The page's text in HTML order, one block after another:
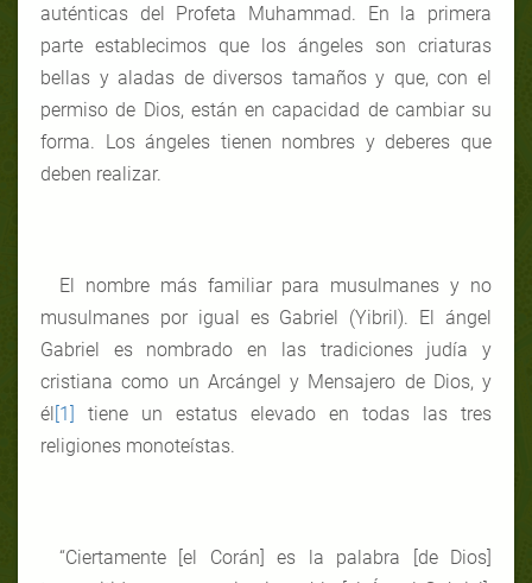
auténticas del Profeta Muhammad. En la primera
parte establecimos que los ángeles son criaturas
bellas y aladas de diversos tamaños y que, con el
permiso de Dios, están en capacidad de cambiar su
forma. Los ángeles tienen nombres y deberes que
deben realizar.
El nombre más familiar para musulmanes y no
musulmanes por igual es Gabriel (Yibril). El ángel
Gabriel es nombrado en las tradiciones judía y
cristiana como un Arcángel y Mensajero de Dios, y
él[1]
tiene un estatus elevado en todas las tres
religiones monoteístas.
“Ciertamente [el Corán] es la palabra [de Dios]